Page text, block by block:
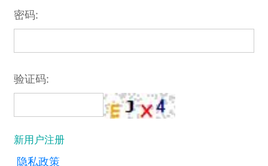
密码:
验证码:
新用户注册
隐私政策